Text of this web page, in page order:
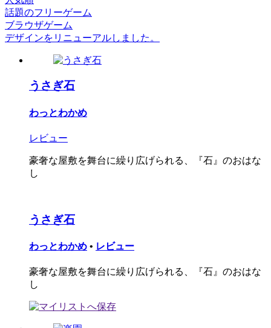
話題のフリーゲーム
ブラウザゲーム
デザインをリニューアルしました。
うさぎ石
わっとわかめ
レビュー
豪奢な屋敷を舞台に繰り広げられる、『石』のおはな
し
うさぎ石
わっとわかめ • レビュー
豪奢な屋敷を舞台に繰り広げられる、『石』のおはな
し